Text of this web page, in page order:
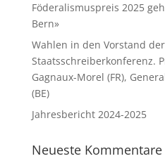
Föderalismuspreis 2025
Bern»
Wahlen in den Vorstand
Staatsschreiberkonferenz.
Gagnaux-Morel (FR),
(BE)
Jahresbericht 2024-2025
Neueste Kommentare